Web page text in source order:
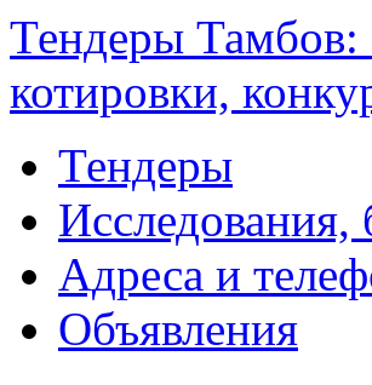
Тендеры Тамбов:
котировки,
Тендеры
Исследования,
Адреса и
Объявления